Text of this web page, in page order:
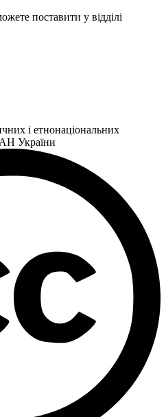
поставити у відділі
і етнонаціональних
України